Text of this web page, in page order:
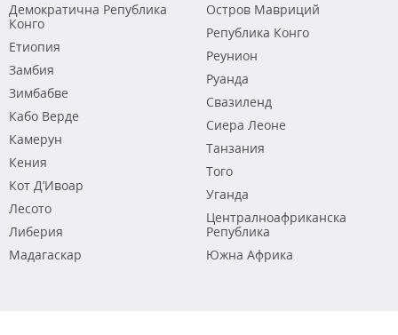
Демократична Република
Конго
Етиопия
Замбия
Зимбабве
Кабо Верде
Камерун
Кения
Кот Д’Ивоар
Лесото
Либерия
Мадагаскар
Остров Мавриций
Република Конго
Реунион
Руанда
Свазиленд
Сиера Леоне
Танзания
Того
Уганда
Централноафриканска
Република
Южна Африка